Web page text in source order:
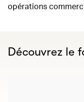
opérations
Découvrez le